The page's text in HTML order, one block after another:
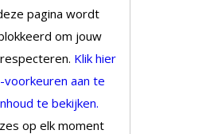
pagina wordt
om jouw
Klik hier
aan te
te bekijken.
op elk moment